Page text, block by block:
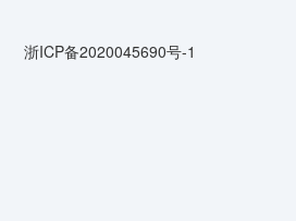
浙ICP备2020045690号-1